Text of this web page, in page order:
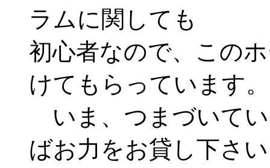
ラムに関しても
初心者なので、この
けてもらっています。
いま、つまづいて
ばお力をお貸し下さ